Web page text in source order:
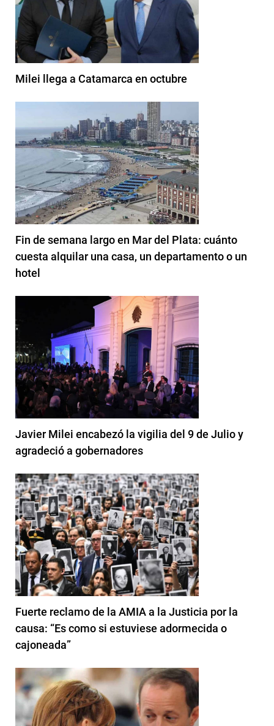
Milei llega a Catamarca en octubre
Fin de semana largo en Mar del Plata: cuánto
cuesta alquilar una casa, un departamento o un
hotel
Javier Milei encabezó la vigilia del 9 de Julio y
agradeció a gobernadores
Fuerte reclamo de la AMIA a la Justicia por la
causa: “Es como si estuviese adormecida o
cajoneada”